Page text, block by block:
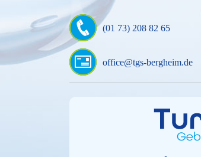
(01 73) 208 82 65
office@tgs-bergheim.de